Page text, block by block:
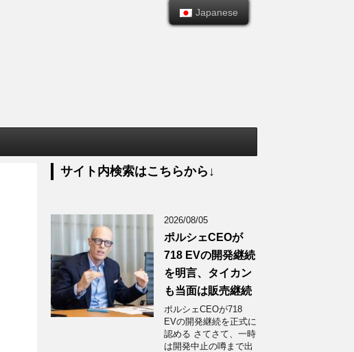
サイト内検索はこちらから↓
2026/08/05
ポルシェCEOが
718 EVの開発継続
を明言、タイカン
も当面は販売継続
ポルシェCEOが718
EVの開発継続を正式に
認める さてさて、一時
は開発中止の噂まで出
Japanese
Japanese